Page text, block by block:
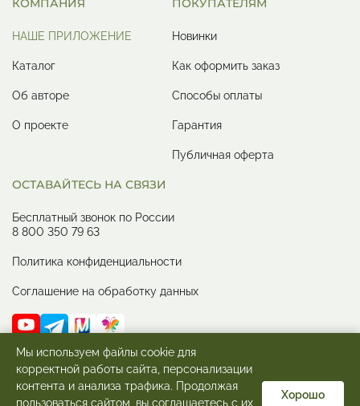
КОМПАНИЯ
НАШЕ ПРИЛОЖЕНИЕ
Каталог
Об авторе
О проекте
ПОКУПАТЕЛЯМ
Новинки
Как оформить заказ
Способы оплаты
Гарантия
Публичная оферта
ОСТАВАЙТЕСЬ НА СВЯЗИ
Бесплатный звонок по России
8 800 350 79 63
Политика конфиденциальности
Соглашение на обработку данных
MARTA-NG 2011 - 2026 ©Все права защищены
Мы используем файлы cookie для
корректной работы сайта, персонализации
контента и анализа трафика. Продолжая
пользоваться сайтом, вы соглашаетесь с их
Хорошо